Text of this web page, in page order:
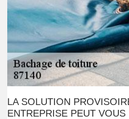
LA SOLUTION
ENTREPRISE PEUT